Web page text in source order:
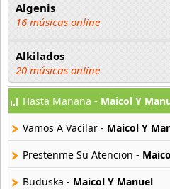
Algenis
16 músicas online
Alkilados
20 músicas online
Andy Boy
42 músicas online
Angel Olmos
9 músicas online
Hasta Manana - Maicol Y
Vamos A Vacilar - Maicol Y
Prestenme Su Atencion -
Buduska - Maicol Y Manuel